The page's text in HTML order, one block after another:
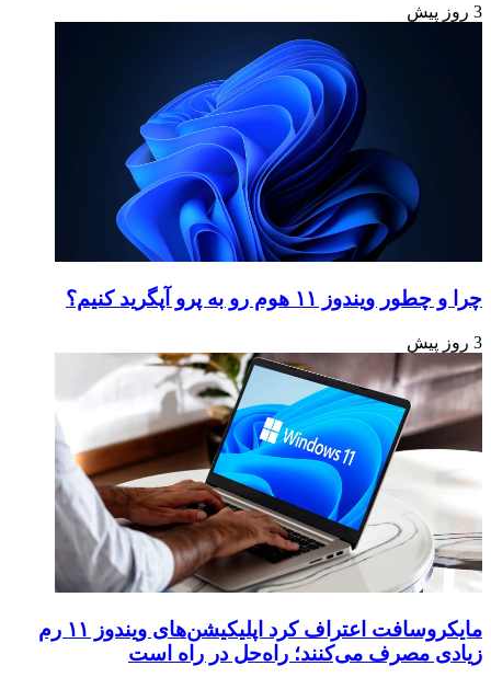
3 روز پیش
چرا و چطور ویندوز ۱۱ هوم رو به پرو آپگرید کنیم؟
3 روز پیش
مایکروسافت اعتراف کرد اپلیکیشن‌های ویندوز ۱۱ رم
زیادی مصرف می‌کنند؛ راه‌حل در راه است